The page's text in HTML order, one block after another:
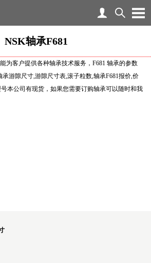
NSK轴承F681
为客户提供各种轴承技术服务，F681 轴承的参数
游隙尺寸,游隙尺寸表,滚子粒数,轴承F681报价,价
本公司有现货，如果您需要订购轴承可以随时和我